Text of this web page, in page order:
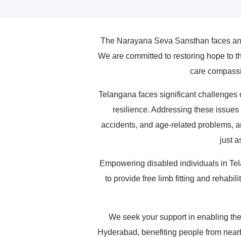
The Narayana Seva Sansthan faces
We are committed to restoring hope to
care
Telangana faces significant
resilience. Addressing these
accidents, and age-related problems,
just
Empowering disabled individuals in
to provide free limb fitting and
We seek your support in enabling
Hyderabad, benefiting people from